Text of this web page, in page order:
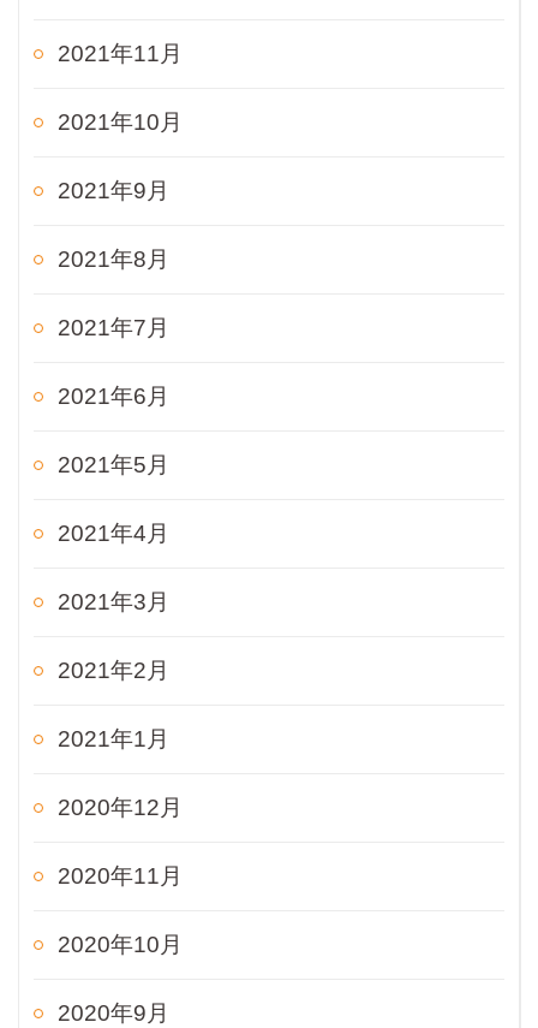
2021年11月
2021年10月
2021年9月
2021年8月
2021年7月
2021年6月
2021年5月
2021年4月
2021年3月
2021年2月
2021年1月
2020年12月
2020年11月
2020年10月
2020年9月